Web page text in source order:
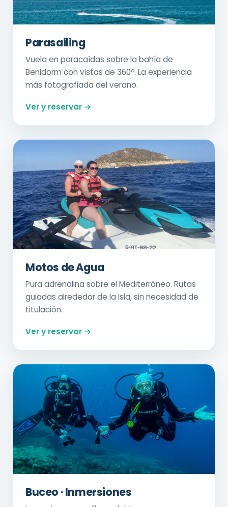
Parasailing
Vuela en paracaídas sobre la bahía de
Benidorm con vistas de 360º. La experiencia
más fotografiada del verano.
Ver y reservar →
Motos de Agua
Pura adrenalina sobre el Mediterráneo. Rutas
guiadas alrededor de la Isla, sin necesidad de
titulación.
Ver y reservar →
Buceo · Inmersiones